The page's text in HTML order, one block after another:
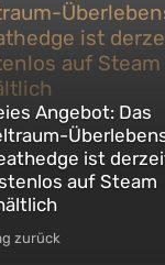
Angebot: Das
ist
auf Steam
zurück